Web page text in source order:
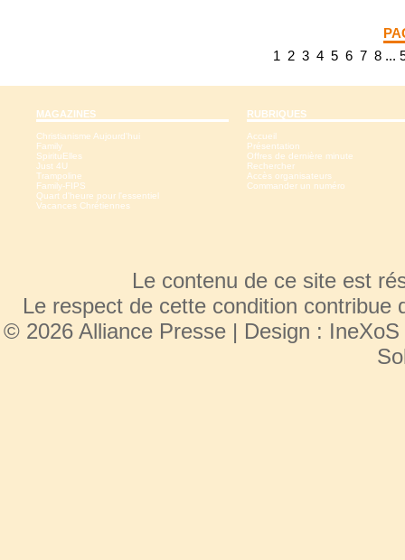
1 2 3 4 5 6 7 8 ...
MAGAZINES
Christianisme Aujourd'hui
Family
SpirituElles
Just 4U
Trampoline
Family-FIPS
Quart d'heure pour l'essentiel
Vacances Chrétiennes
RUBRIQUES
Accueil
Présentation
Offres de dernière minute
Rechercher
Accès organisateurs
Commander un numéro
Le contenu de ce site est
Le respect de cette condition
© 2026 Alliance Presse | Design : IneXoS